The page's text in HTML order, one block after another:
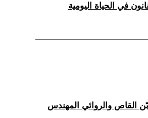
القاص والروائي المهندس